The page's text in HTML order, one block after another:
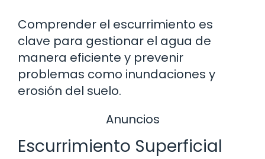
Comprender el escurrimiento es
clave para gestionar el agua de
manera eficiente y prevenir
problemas como inundaciones y
erosión del suelo.
Anuncios
Escurrimiento Superficial